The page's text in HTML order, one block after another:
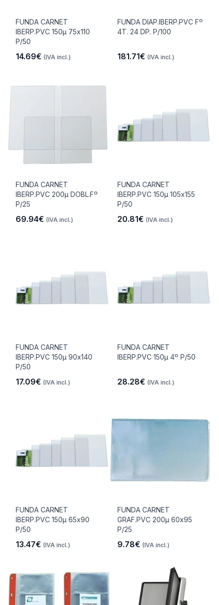
FUNDA CARNET
IBERP.PVC 150µ 75x110
P/50
14.69€ (IVA incl.)
FUNDA DIAP.IBERP.PVC Fº
4T. 24 DP. P/100
181.71€ (IVA incl.)
FUNDA CARNET
IBERP.PVC 200µ DOBL.Fº
P/25
69.94€ (IVA incl.)
FUNDA CARNET
IBERP.PVC 150µ 105x155
P/50
20.81€ (IVA incl.)
FUNDA CARNET
IBERP.PVC 150µ 90x140
P/50
17.09€ (IVA incl.)
FUNDA CARNET
IBERP.PVC 150µ 4º P/50
28.28€ (IVA incl.)
FUNDA CARNET
IBERP.PVC 150µ 65x90
P/50
13.47€ (IVA incl.)
FUNDA CARNET
GRAF.PVC 200µ 60x95
P/25
9.78€ (IVA incl.)